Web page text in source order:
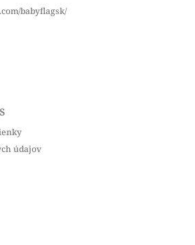
babyflagsk/
údajov